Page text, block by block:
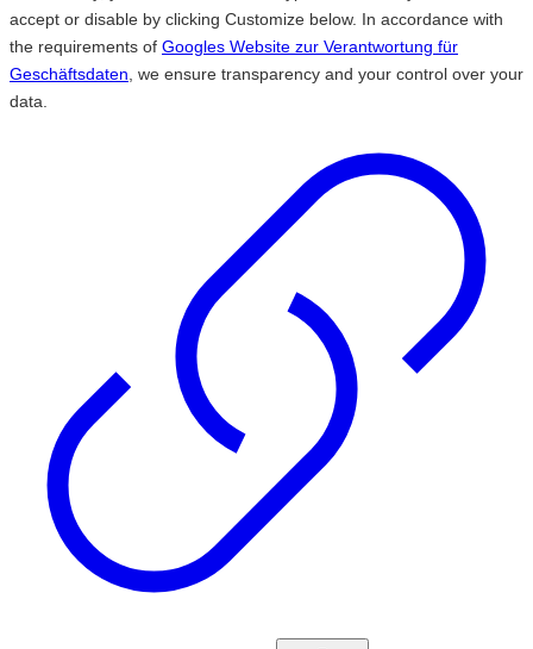
accept or disable by clicking Customize below. In accordance with
the requirements of Googles Website zur Verantwortung für
Geschäftsdaten , we ensure transparency and your control over your
data.